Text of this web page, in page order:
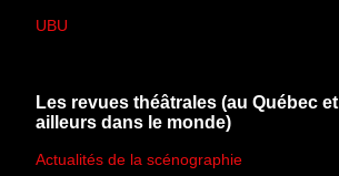
UBU
Les revues théâtrales (au Québec et
ailleurs dans le monde)
Actualités de la scénographie